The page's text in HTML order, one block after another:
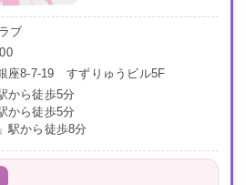
ブ
座8-7-19 すずりゅうビル5F
から徒歩5分
から徒歩5分
駅から徒歩8分